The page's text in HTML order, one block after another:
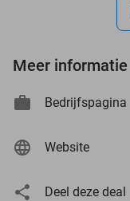
Meer informatie
Bedrijfspagina
Website
Deel deze deal